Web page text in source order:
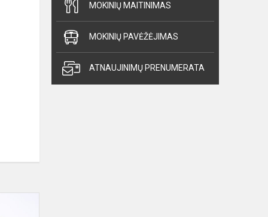
MOKINIŲ MAITINIMAS
MOKINIŲ PAVĖŽĖJIMAS
ATNAUJINIMŲ PRENUMERATA